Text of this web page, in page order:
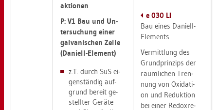
ak­tio­nen
P: V1 Bau und Un­
ter­su­chung einer
gal­va­ni­schen Zelle
(Da­ni­ell-Ele­ment)
z.T. durch SuS ei­
gen­stän­dig auf­
grund be­reit ge­
stell­ter Ge­rä­te
e 030 LI
Bau eines Da­ni­ell-
Ele­ments
Ver­mitt­lung des
Grund­prin­zips der
räum­li­chen Tren­
nung von Oxi­da­ti­
on und Re­duk­ti­on
bei einer Re­dox­re­